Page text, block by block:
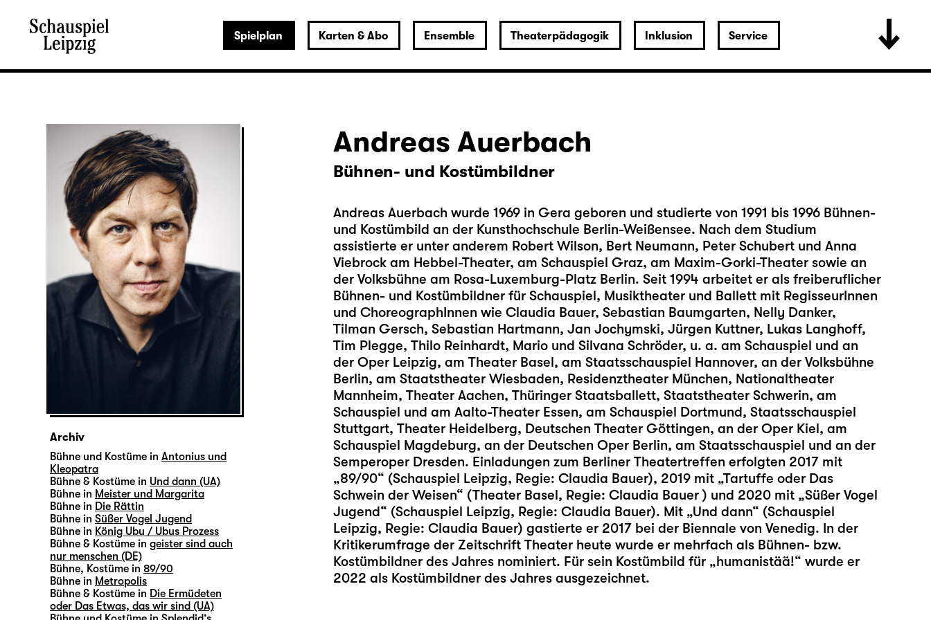
Spielplan Karten & Abo Ensemble Theaterpädagogik Inklusion Service
Andreas Auerbach
Bühnen- und Kostümbildner
Andreas Auerbach wurde 1969 in Gera geboren und studierte von 1991 bis 1996 Bühnen-
und Kostümbild an der Kunsthochschule Berlin-Weißensee. Nach dem Studium
assistierte er unter anderem Robert Wilson, Bert Neumann, Peter Schubert und Anna
Viebrock am Hebbel-Theater, am Schauspiel Graz, am Maxim-Gorki-Theater sowie an
der Volksbühne am Rosa-Luxemburg-Platz Berlin. Seit 1994 arbeitet er als freiberuflicher
Bühnen- und Kostümbildner für Schauspiel, Musiktheater und Ballett mit RegisseurInnen
und ChoreographInnen wie Claudia Bauer, Sebastian Baumgarten, Nelly Danker,
Tilman Gersch, Sebastian Hartmann, Jan Jochymski, Jürgen Kuttner, Lukas Langhoff,
Tim Plegge, Thilo Reinhardt, Mario und Silvana Schröder, u. a. am Schauspiel und an
der Oper Leipzig, am Theater Basel, am Staatsschauspiel Hannover, an der Volksbühne
Berlin, am Staatstheater Wiesbaden, Residenztheater München, Nationaltheater
Mannheim, Theater Aachen, Thüringer Staatsballett, Staatstheater Schwerin, am
Schauspiel und am Aalto-Theater Essen, am Schauspiel Dortmund, Staatsschauspiel
Stuttgart, Theater Heidelberg, Deutschen Theater Göttingen, an der Oper Kiel, am
Schauspiel Magdeburg, an der Deutschen Oper Berlin, am Staatsschauspiel und an der
Semperoper Dresden. Einladungen zum Berliner Theatertreffen erfolgten 2017 mit
„89/90“ (Schauspiel Leipzig, Regie: Claudia Bauer), 2019 mit „Tartuffe oder Das
Schwein der Weisen“ (Theater Basel, Regie: Claudia Bauer ) und 2020 mit „Süßer Vogel
Jugend“ (Schauspiel Leipzig, Regie: Claudia Bauer). Mit „Und dann“ (Schauspiel
Leipzig, Regie: Claudia Bauer) gastierte er 2017 bei der Biennale von Venedig. In der
Kritikerumfrage der Zeitschrift Theater heute wurde er mehrfach als Bühnen- bzw.
Kostümbildner des Jahres nominiert. Für sein Kostümbild für „humanistää!“ wurde er
2022 als Kostümbildner des Jahres ausgezeichnet.
Archiv
Bühne und Kostüme in Antonius und
Kleopatra
Bühne & Kostüme in Und dann (UA)
Bühne in Meister und Margarita
Bühne in Die Rättin
Bühne in Süßer Vogel Jugend
Bühne in König Ubu / Ubus Prozess
Bühne & Kostüme in geister sind auch
nur menschen (DE)
Bühne, Kostüme in 89/90
Bühne in Metropolis
Bühne & Kostüme in Die Ermüdeten
oder Das Etwas, das wir sind (UA)